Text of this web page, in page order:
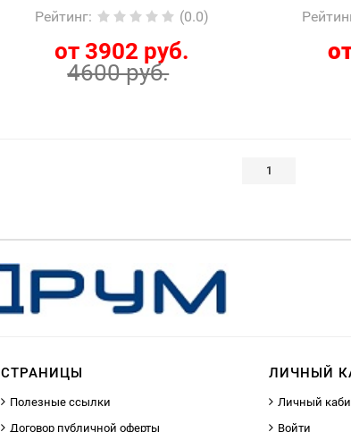
Рейтинг: (0.0)
от 3902 руб.
4600 руб.
1
СТРАНИЦЫ
Полезные ссылки
Договор публичной оферты
ЛИЧНЫЙ
Личный
Войти